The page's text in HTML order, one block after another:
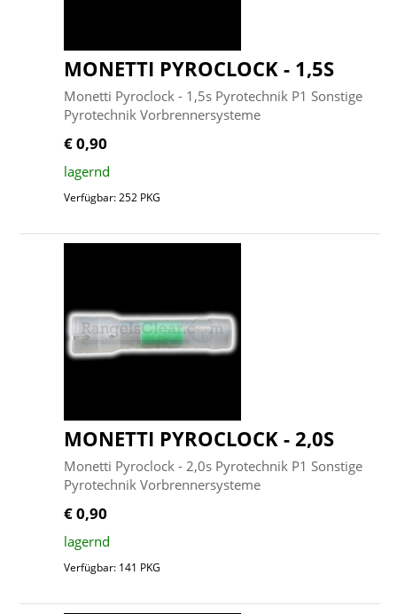
MONETTI PYROCLOCK - 1,5S
Monetti Pyroclock - 1,5s Pyrotechnik P1 Sonstige
Pyrotechnik Vorbrennersysteme
€ 0,90
lagernd
Verfügbar: 252 PKG
MONETTI PYROCLOCK - 2,0S
Monetti Pyroclock - 2,0s Pyrotechnik P1 Sonstige
Pyrotechnik Vorbrennersysteme
€ 0,90
lagernd
Verfügbar: 141 PKG